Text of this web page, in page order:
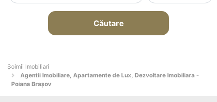
Căutare
Șoimii Imobiliari
Agentii Imobiliare, Apartamente de Lux, Dezvoltare Imobiliara -
Poiana Braşov